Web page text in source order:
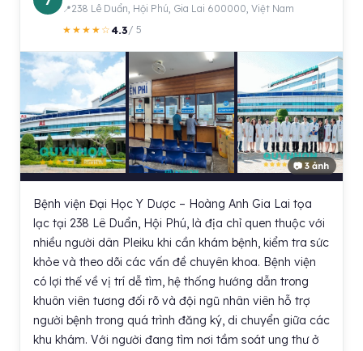
238 Lê Duẩn, Hội Phú, Gia Lai 600000, Việt Nam
★★★★☆4.3/ 5
📷 3 ảnh
Bệnh viện Đại Học Y Dược – Hoàng Anh Gia Lai tọa
lạc tại 238 Lê Duẩn, Hội Phú, là địa chỉ quen thuộc với
nhiều người dân Pleiku khi cần khám bệnh, kiểm tra sức
khỏe và theo dõi các vấn đề chuyên khoa. Bệnh viện
có lợi thế về vị trí dễ tìm, hệ thống hướng dẫn trong
khuôn viên tương đối rõ và đội ngũ nhân viên hỗ trợ
người bệnh trong quá trình đăng ký, di chuyển giữa các
khu khám. Với người đang tìm nơi tầm soát ung thư ở